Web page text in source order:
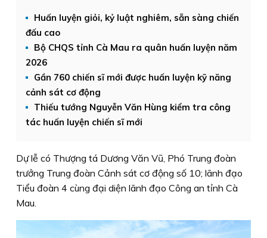
Huấn luyện giỏi, kỷ luật nghiêm, sẵn sàng chiến
đấu cao
Bộ CHQS tỉnh Cà Mau ra quân huấn luyện năm
2026
Gần 760 chiến sĩ mới được huấn luyện kỹ năng
cảnh sát cơ động
Thiếu tướng Nguyễn Văn Hùng kiểm tra công
tác huấn luyện chiến sĩ mới
Dự lễ có Thượng tá Dương Văn Vũ, Phó Trung đoàn
trưởng Trung đoàn Cảnh sát cơ động số 10; lãnh đạo
Tiểu đoàn 4 cùng đại diện lãnh đạo Công an tỉnh Cà
Mau.